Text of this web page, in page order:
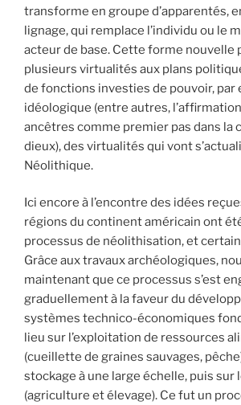
transforme en groupe d’apparentés,
lignage, qui remplace l’individu ou le
acteur de base. Cette forme nouvelle
plusieurs virtualités aux plans
de fonctions investies de pouvoir, par
idéologique (entre autres,
ancêtres comme premier pas dans la
dieux), des virtualités qui vont
Néolithique.
Ici encore à l’encontre des idées
régions du continent américain ont
processus de néolithisation, et
Grâce aux travaux archéologiques,
maintenant que ce processus s’est
graduellement à la faveur du
systèmes technico-économiques
lieu sur l’exploitation de ressources
(cueillette de graines sauvages,
stockage à une large échelle, puis sur
(agriculture et élevage). Ce fut un